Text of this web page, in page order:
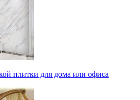
плитки для дома или офиса